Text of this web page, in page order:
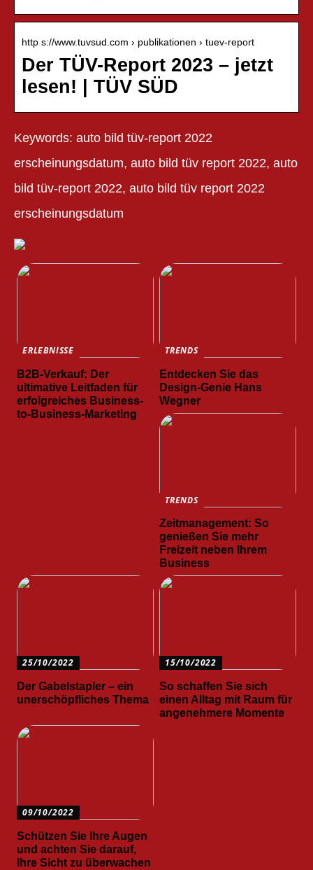
http s://www.tuvsud.com › publikationen › tuev-report
Der TÜV-Report 2023 – jetzt
lesen! | TÜV SÜD
Keywords: auto bild tüv-report 2022
erscheinungsdatum, auto bild tüv report 2022, auto
bild tüv-report 2022, auto bild tüv report 2022
erscheinungsdatum
ERLEBNISSE
B2B-Verkauf: Der
ultimative Leitfaden für
erfolgreiches Business-
to-Business-Marketing
TRENDS
Entdecken Sie das
Design-Genie Hans
Wegner
TRENDS
Zeitmanagement: So
genießen Sie mehr
Freizeit neben Ihrem
Business
25/10/2022
Der Gabelstapler – ein
unerschöpfliches Thema
15/10/2022
So schaffen Sie sich
einen Alltag mit Raum für
angenehmere Momente
09/10/2022
Schützen Sie Ihre Augen
und achten Sie darauf,
Ihre Sicht zu überwachen